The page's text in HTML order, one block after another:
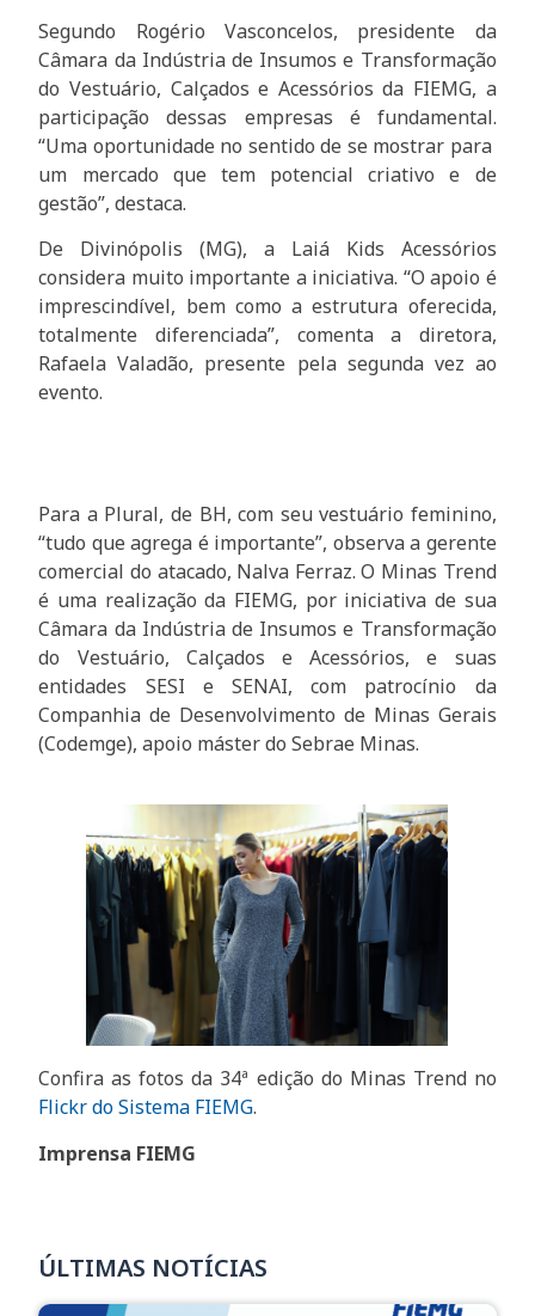
Segundo Rogério Vasconcelos, presidente da
Câmara da Indústria de Insumos e Transformação
do Vestuário, Calçados e Acessórios da FIEMG, a
participação dessas empresas é fundamental.
“Uma oportunidade no sentido de se mostrar para
um mercado que tem potencial criativo e de
gestão”, destaca.
De Divinópolis (MG), a Laiá Kids Acessórios
considera muito importante a iniciativa. “O apoio é
imprescindível, bem como a estrutura oferecida,
totalmente diferenciada”, comenta a diretora,
Rafaela Valadão, presente pela segunda vez ao
evento.
Para a Plural, de BH, com seu vestuário feminino,
“tudo que agrega é importante”, observa a gerente
comercial do atacado, Nalva Ferraz. O Minas Trend
é uma realização da FIEMG, por iniciativa de sua
Câmara da Indústria de Insumos e Transformação
do Vestuário, Calçados e Acessórios, e suas
entidades SESI e SENAI, com patrocínio da
Companhia de Desenvolvimento de Minas Gerais
(Codemge), apoio máster do Sebrae Minas.
Confira as fotos da 34ª edição do Minas Trend no
Flickr do Sistema FIEMG.
Imprensa FIEMG
ÚLTIMAS NOTÍCIAS